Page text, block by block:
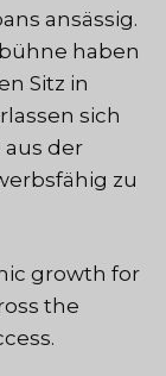
ansässig.
haben
Sitz in
sich
aus der
zu
growth for
the